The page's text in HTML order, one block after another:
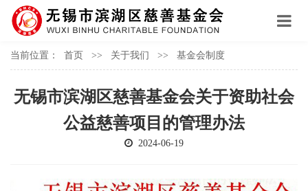
当前位置： 首页 >> 关于我们 >> 基金会制度
无锡市滨湖区慈善基金会关于资助社会
公益慈善项目的管理办法
2024-06-19